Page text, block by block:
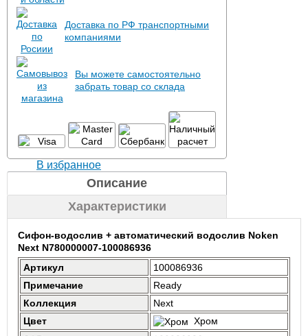
Доставка по РФ транспортными
компаниями
Вы можете самостоятельно
забрать товар со склада
В избранное
Описание
Характеристики
Сифон-водослив + автоматический водослив Noken
Next N780000007-100086936
Артикул
100086936
Примечание
Ready
Коллекция
Next
Цвет
Хром